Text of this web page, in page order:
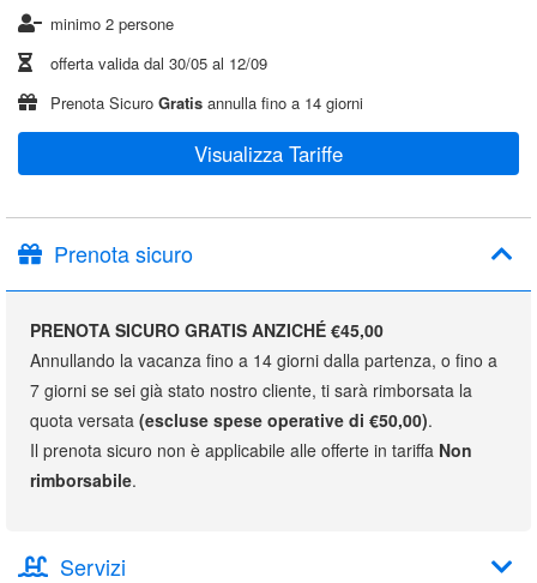
minimo 2 persone
offerta valida dal 30/05 al 12/09
Prenota Sicuro Gratis annulla fino a 14 giorni
Visualizza Tariffe
Prenota sicuro
PRENOTA SICURO GRATIS ANZICHÉ €45,00
Annullando la vacanza fino a 14 giorni dalla partenza, o fino a
7 giorni se sei già stato nostro cliente, ti sarà rimborsata la
quota versata (escluse spese operative di €50,00).
Il prenota sicuro non è applicabile alle offerte in tariffa Non
rimborsabile.
Servizi